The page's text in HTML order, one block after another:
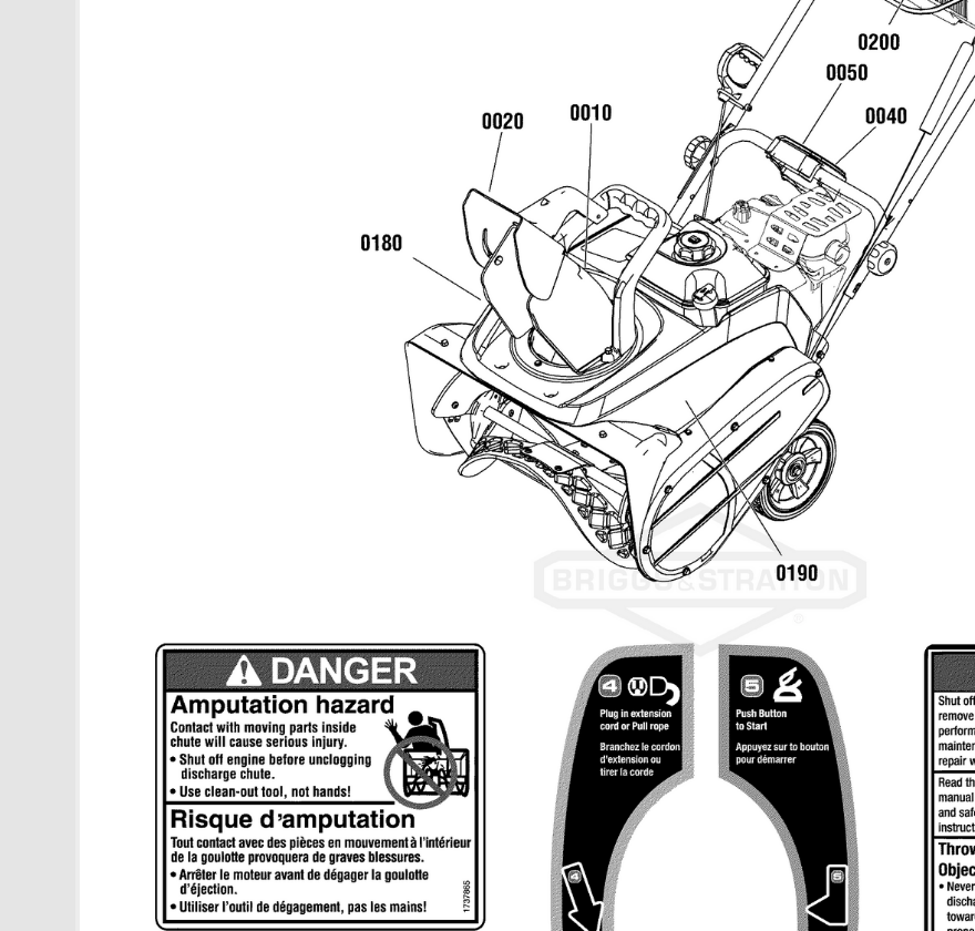
(2017) |Briggs&Stratton |
Увеличить
4 Chute Rotation Group -
Manual | СНЕГОУБОРЩИК |
1696729-00 - Brute, 9.5 Gross
TP 22" Single Stage
Snowthrower (2017)
|Briggs&Stratton | Запчасти
Увеличить